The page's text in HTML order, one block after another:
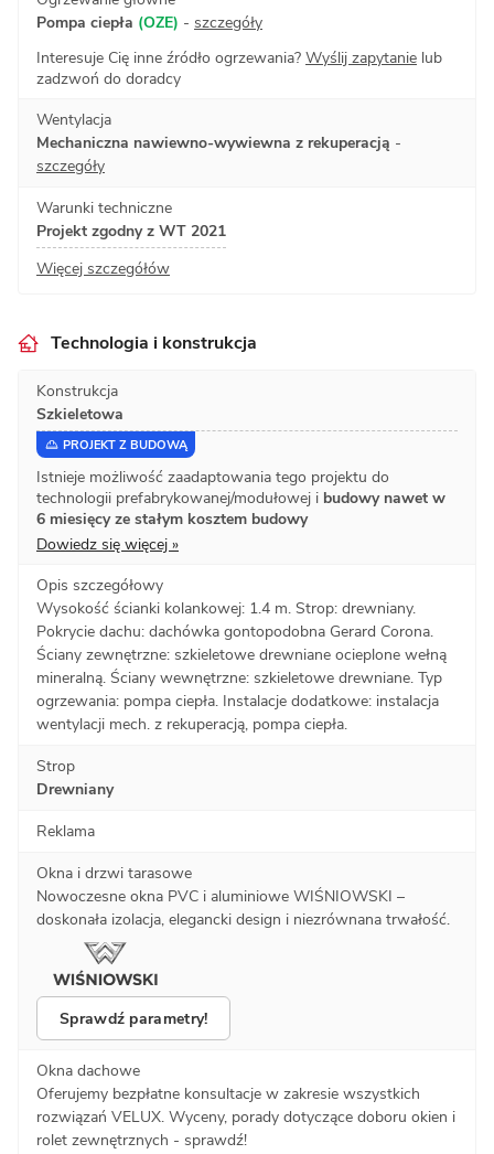
Pompa ciepła (OZE) - szczegóły
Interesuje Cię inne źródło ogrzewania? Wyślij zapytanie lub
zadzwoń do doradcy
Wentylacja
Mechaniczna nawiewno-wywiewna z rekuperacją -
szczegóły
Warunki techniczne
Projekt zgodny z WT 2021
Więcej szczegółów
Technologia i konstrukcja
Konstrukcja
Szkieletowa
PROJEKT Z BUDOWĄ
Istnieje możliwość zaadaptowania tego projektu do
technologii prefabrykowanej/modułowej i budowy nawet w
6 miesięcy ze stałym kosztem budowy
Dowiedz się więcej »
Opis szczegółowy
Wysokość ścianki kolankowej: 1.4 m. Strop: drewniany.
Pokrycie dachu: dachówka gontopodobna Gerard Corona.
Ściany zewnętrzne: szkieletowe drewniane ocieplone wełną
mineralną. Ściany wewnętrzne: szkieletowe drewniane. Typ
ogrzewania: pompa ciepła. Instalacje dodatkowe: instalacja
wentylacji mech. z rekuperacją, pompa ciepła.
Strop
Drewniany
Reklama
Okna i drzwi tarasowe
Nowoczesne okna PVC i aluminiowe WIŚNIOWSKI –
doskonała izolacja, elegancki design i niezrównana trwałość.
Sprawdź parametry!
Okna dachowe
Oferujemy bezpłatne konsultacje w zakresie wszystkich
rozwiązań VELUX. Wyceny, porady dotyczące doboru okien i
rolet zewnętrznych - sprawdź!